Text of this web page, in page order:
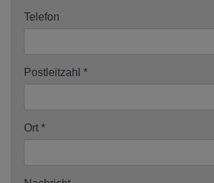
Telefon
Postleitzahl
Ort